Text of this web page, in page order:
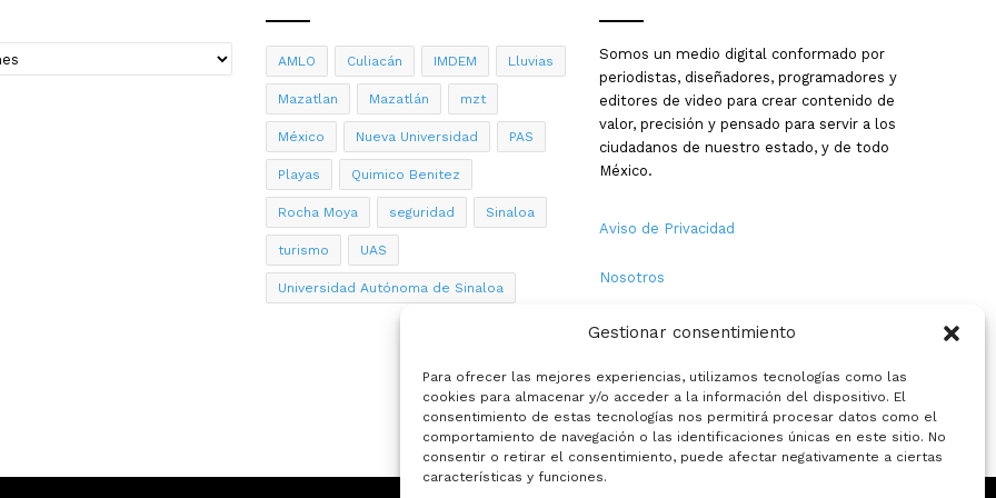
Gestionar consentimiento
Para ofrecer las mejores experiencias, utilizamos tecnologías como las
cookies para almacenar y/o acceder a la información del dispositivo. El
consentimiento de estas tecnologías nos permitirá procesar datos como el
comportamiento de navegación o las identificaciones únicas en este sitio. No
consentir o retirar el consentimiento, puede afectar negativamente a ciertas
características y funciones.
AMLO Culiacán IMDEM Lluvias
Mazatlan Mazatlán mzt
México Nueva Universidad PAS
Playas Quimico Benitez
Rocha Moya seguridad Sinaloa
turismo UAS
Universidad Autónoma de Sinaloa
Somos un medio digital conformado por
periodistas, diseñadores, programadores y
editores de video para crear contenido de
valor, precisión y pensado para servir a los
ciudadanos de nuestro estado, y de todo
México.
Aviso de Privacidad
Nosotros
Términos y Condiciones
Política de Cookies
Contacto